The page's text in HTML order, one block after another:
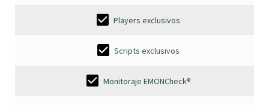
Players exclusivos
Scripts exclusivos
Monitoraje EMONCheck®